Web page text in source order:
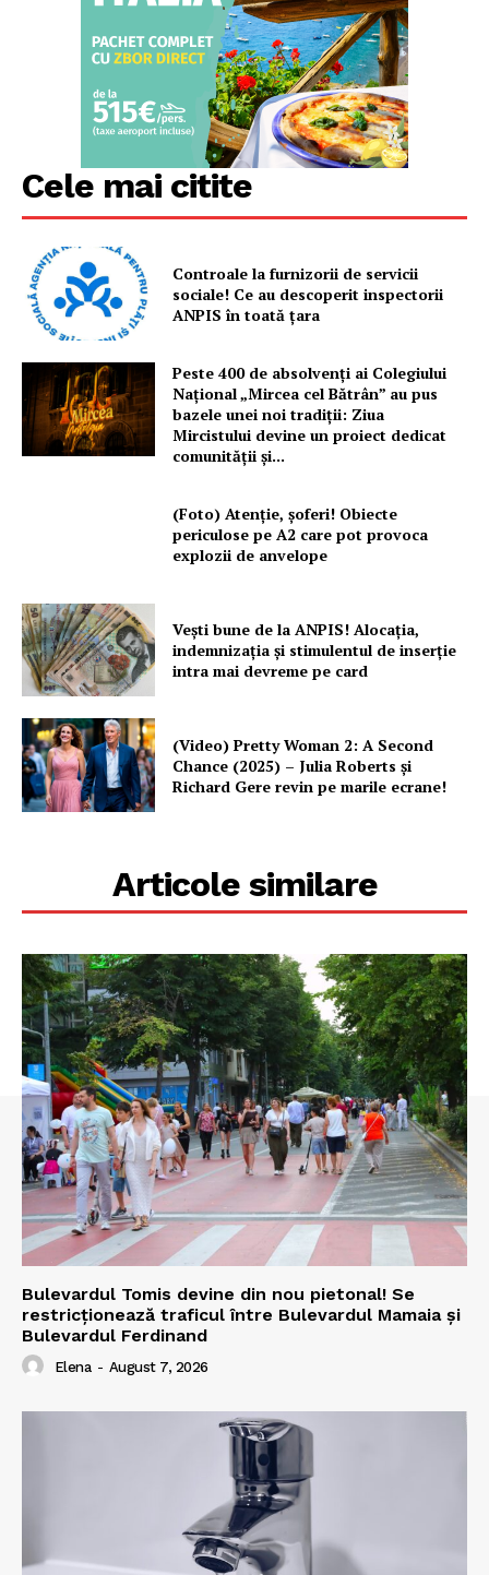
Cele mai citite
Controale la furnizorii de servicii
sociale! Ce au descoperit inspectorii
ANPIS în toată țara
Peste 400 de absolvenți ai Colegiului
Național „Mircea cel Bătrân” au pus
bazele unei noi tradiții: Ziua
Mircistului devine un proiect dedicat
comunității și...
(Foto) Atenție, șoferi! Obiecte
periculose pe A2 care pot provoca
explozii de anvelope
Vești bune de la ANPIS! Alocația,
indemnizația și stimulentul de inserție
intra mai devreme pe card
(Video) Pretty Woman 2: A Second
Chance (2025) – Julia Roberts și
Richard Gere revin pe marile ecrane!
Articole similare
Bulevardul Tomis devine din nou pietonal! Se
restricționează traficul între Bulevardul Mamaia și
Bulevardul Ferdinand
Elena - August 7, 2026